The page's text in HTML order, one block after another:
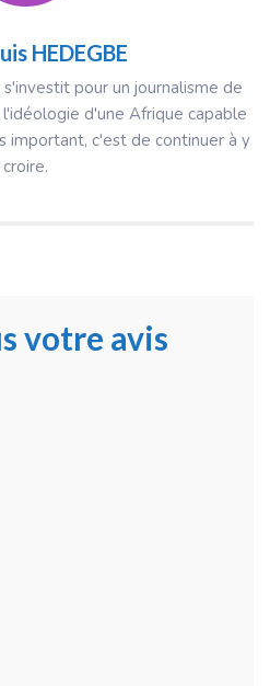
HEDEGBE
pour un journalisme de
d'une Afrique capable
important, c'est de continuer à y
croire.
votre avis